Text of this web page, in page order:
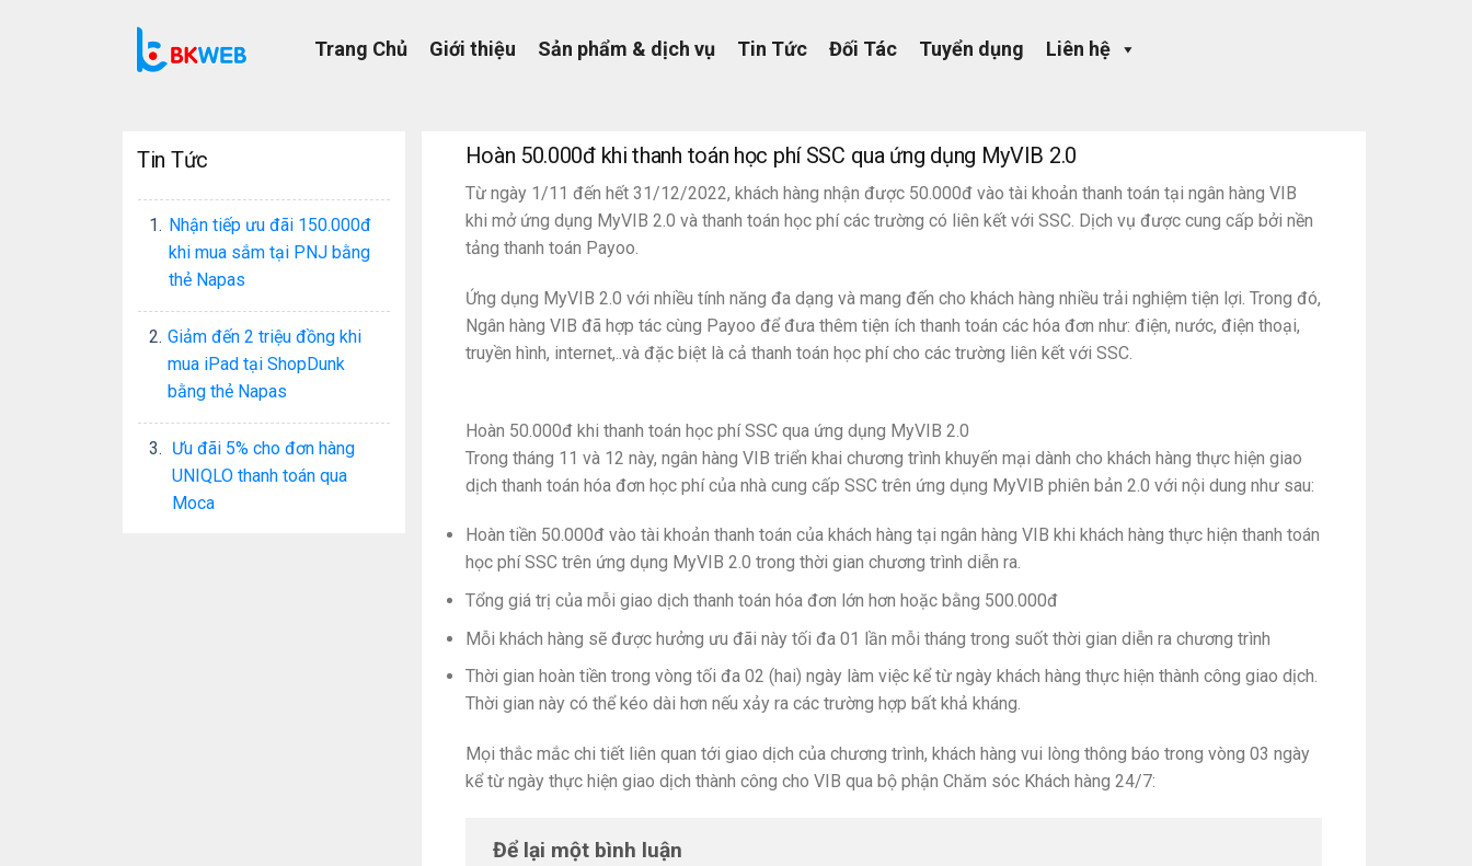
Trang Chủ Giới thiệu Sản phẩm & dịch vụ Tin Tức Đối Tác Tuyển dụng Liên hệ
Tin Tức
1. Nhận tiếp ưu đãi 150.000đ
khi mua sắm tại PNJ bằng
thẻ Napas
2. Giảm đến 2 triệu đồng khi
mua iPad tại ShopDunk
bằng thẻ Napas
3. Ưu đãi 5% cho đơn hàng
UNIQLO thanh toán qua
Moca
Hoàn 50.000đ khi thanh toán học phí SSC qua ứng dụng MyVIB 2.0
Từ ngày 1/11 đến hết 31/12/2022, khách hàng nhận được 50.000đ vào tài khoản thanh toán tại ngân hàng VIB
khi mở ứng dụng MyVIB 2.0 và thanh toán học phí các trường có liên kết với SSC. Dịch vụ được cung cấp bởi nền
tảng thanh toán Payoo.
Ứng dụng MyVIB 2.0 với nhiều tính năng đa dạng và mang đến cho khách hàng nhiều trải nghiệm tiện lợi. Trong đó,
Ngân hàng VIB đã hợp tác cùng Payoo để đưa thêm tiện ích thanh toán các hóa đơn như: điện, nước, điện thoại,
truyền hình, internet,..và đặc biệt là cả thanh toán học phí cho các trường liên kết với SSC.
Hoàn 50.000đ khi thanh toán học phí SSC qua ứng dụng MyVIB 2.0
Trong tháng 11 và 12 này, ngân hàng VIB triển khai chương trình khuyến mại dành cho khách hàng thực hiện giao
dịch thanh toán hóa đơn học phí của nhà cung cấp SSC trên ứng dụng MyVIB phiên bản 2.0 với nội dung như sau:
Hoàn tiền 50.000đ vào tài khoản thanh toán của khách hàng tại ngân hàng VIB khi khách hàng thực hiện thanh toán
học phí SSC trên ứng dụng MyVIB 2.0 trong thời gian chương trình diễn ra.
Tổng giá trị của mỗi giao dịch thanh toán hóa đơn lớn hơn hoặc bằng 500.000đ
Mỗi khách hàng sẽ được hưởng ưu đãi này tối đa 01 lần mỗi tháng trong suốt thời gian diễn ra chương trình
Thời gian hoàn tiền trong vòng tối đa 02 (hai) ngày làm việc kể từ ngày khách hàng thực hiện thành công giao dịch.
Thời gian này có thể kéo dài hơn nếu xảy ra các trường hợp bất khả kháng.
Mọi thắc mắc chi tiết liên quan tới giao dịch của chương trình, khách hàng vui lòng thông báo trong vòng 03 ngày
kể từ ngày thực hiện giao dịch thành công cho VIB qua bộ phận Chăm sóc Khách hàng 24/7:
Để lại một bình luận